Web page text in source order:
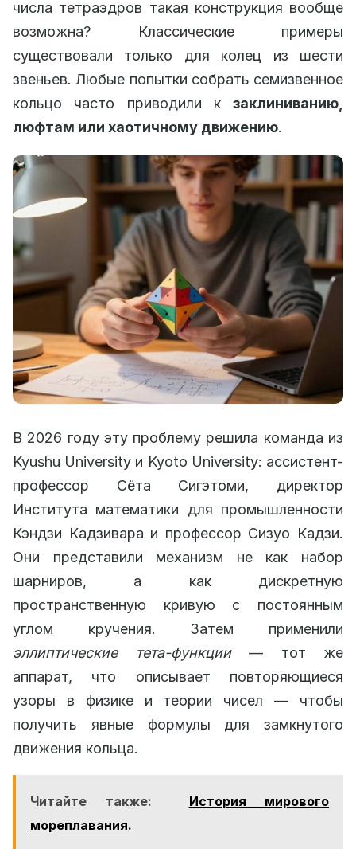
числа тетраэдров такая конструкция вообще
возможна? Классические примеры
существовали только для колец из шести
звеньев. Любые попытки собрать семизвенное
кольцо часто приводили к заклиниванию,
люфтам или хаотичному движению.
В 2026 году эту проблему решила команда из
Kyushu University и Kyoto University: ассистент-
профессор Сёта Сигэтоми, директор
Института математики для промышленности
Кэндзи Кадзивара и профессор Сизуо Кадзи.
Они представили механизм не как набор
шарниров, а как дискретную
пространственную кривую с постоянным
углом кручения. Затем применили
эллиптические тета-функции— тот же
аппарат, что описывает повторяющиеся
узоры в физике и теории чисел — чтобы
получить явные формулы для замкнутого
движения кольца.
Читайте также:
История мирового
мореплавания.